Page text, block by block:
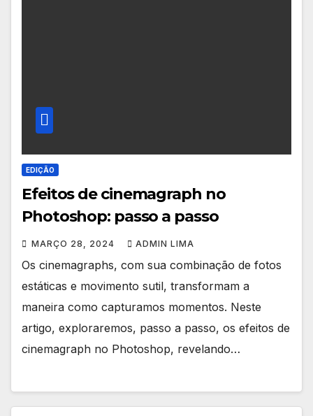
EDIÇÃO
Efeitos de cinemagraph no
Photoshop: passo a passo
MARÇO 28, 2024 ADMIN LIMA
Os cinemagraphs, com sua combinação de fotos
estáticas e movimento sutil, transformam a
maneira como capturamos momentos. Neste
artigo, exploraremos, passo a passo, os efeitos de
cinemagraph no Photoshop, revelando…